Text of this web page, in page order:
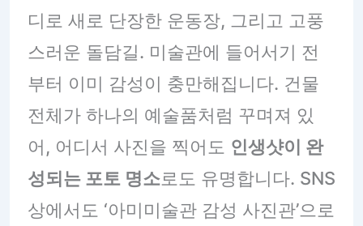
디로 새로 단장한 운동장, 그리고 고풍
스러운 돌담길. 미술관에 들어서기 전
부터 이미 감성이 충만해집니다. 건물
전체가 하나의 예술품처럼 꾸며져 있
어, 어디서 사진을 찍어도 인생샷이 완
성되는 포토 명소로도 유명합니다. SNS
상에서도 ‘아미미술관 감성 사진관’으로